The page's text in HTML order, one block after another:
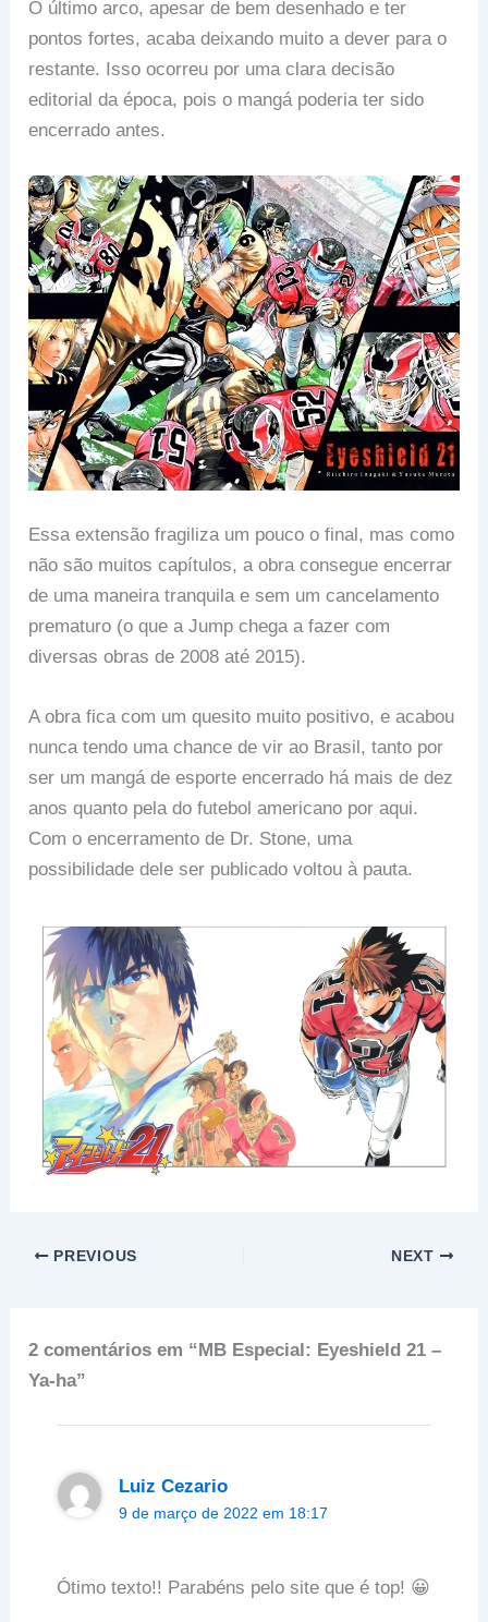
O último arco, apesar de bem desenhado e ter
pontos fortes, acaba deixando muito a dever para o
restante. Isso ocorreu por uma clara decisão
editorial da época, pois o mangá poderia ter sido
encerrado antes.
Essa extensão fragiliza um pouco o final, mas como
não são muitos capítulos, a obra consegue encerrar
de uma maneira tranquila e sem um cancelamento
prematuro (o que a Jump chega a fazer com
diversas obras de 2008 até 2015).
A obra fica com um quesito muito positivo, e acabou
nunca tendo uma chance de vir ao Brasil, tanto por
ser um mangá de esporte encerrado há mais de dez
anos quanto pela do futebol americano por aqui.
Com o encerramento de Dr. Stone, uma
possibilidade dele ser publicado voltou à pauta.
PREVIOUS NEXT
2 comentários em “MB Especial: Eyeshield 21 –
Ya-ha”
Luiz Cezario
9 de março de 2022 em 18:17
Ótimo texto!! Parabéns pelo site que é top! 😀